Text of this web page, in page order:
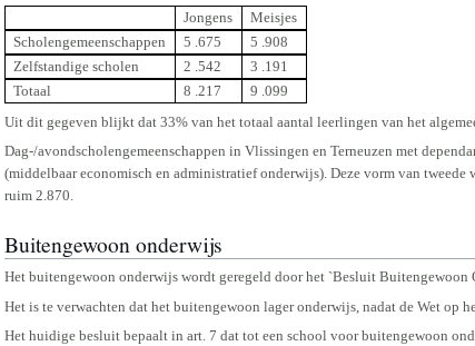
Jongens
Meisjes
Scholengemeenschappen
5 .675
5 .908
Zelfstandige scholen
2 .542
3 .191
Totaal
8 .217
9 .099
Uit dit gegeven blijkt dat 33% van het totaal aantal leerlingen van het
Dag-/avondscholengemeenschappen in Vlissingen en Terneuzen met
(middelbaar economisch en administratief onderwijs). Deze vorm van
ruim 2.870.
Buitengewoon onderwijs
Het buitengewoon onderwijs wordt geregeld door het `Besluit
Het is te verwachten dat het buitengewoon lager onderwijs, nadat de Wet op
Het huidige besluit bepaalt in art. 7 dat tot een school voor buitengewoon